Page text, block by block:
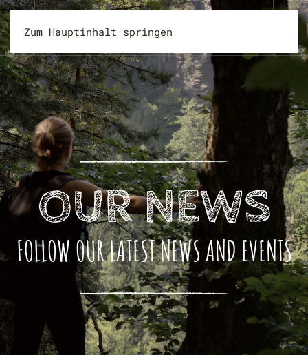
Zum Hauptinhalt springen
OUR NEWS
FOLLOW OUR LATEST NEWS AND EVENTS